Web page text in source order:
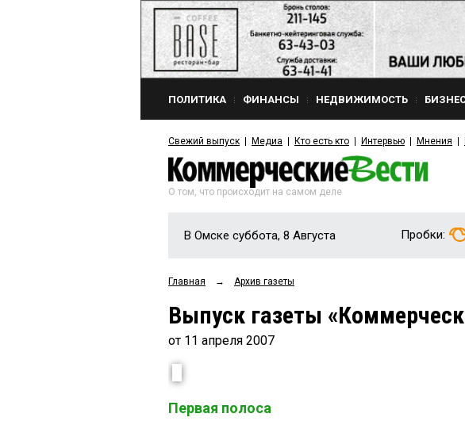
ПОЛИТИКА ФИНАНСЫ НЕДВИЖИМОСТЬ
Свежий выпуск Медиа Кто есть кто Интервью Мнения
О том, что происходит на самом деле
В Омске суббота, 8 Августа Пробки:
Главная → Архив газеты
Выпуск газеты
от 11 апреля 2007
Первая полоса